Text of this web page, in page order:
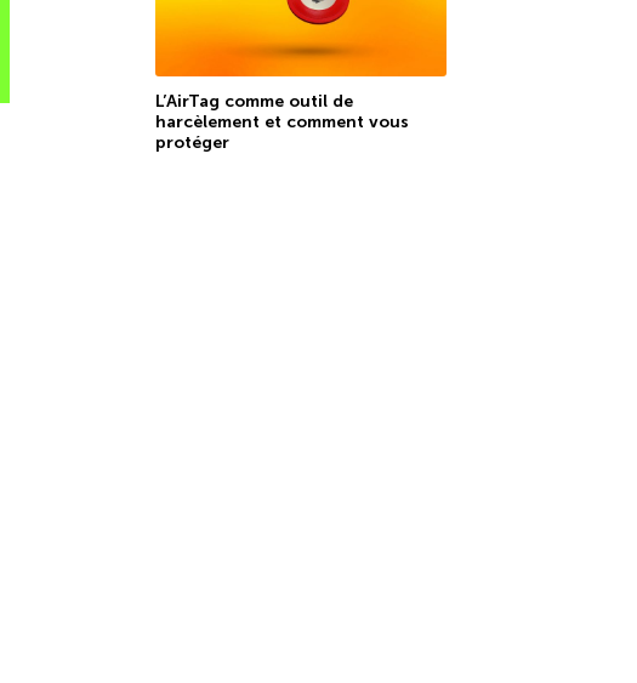
L’AirTag comme outil de
harcèlement et comment vous
protéger